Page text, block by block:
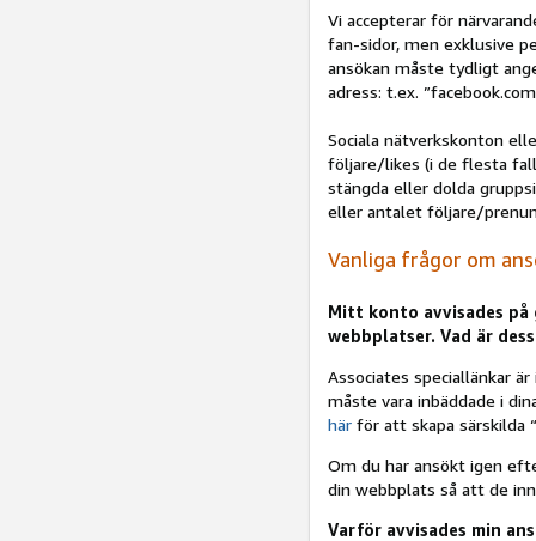
Vi accepterar för
fan-sidor, men exklusive
ansökan måste tydligt
adress: t.ex.
Sociala nätverkskonton
följare/likes (i de flesta
stängda eller dolda
eller antalet följare/
Vanliga frågor om
Mitt konto avvisades på
webbplatser. Vad är
Associates speciallänkar
måste vara inbäddade i
härför att skapa särskilda
Om du har ansökt igen
din webbplats så att de
Varför avvisades min